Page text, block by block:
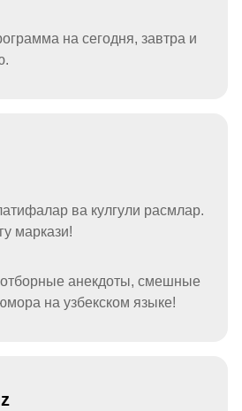
на сегодня, завтра и
ва кулгули расмлар.
маркази!
анекдоты, смешные
на узбекском языке!